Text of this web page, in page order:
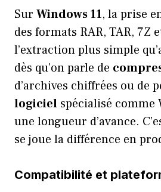
Sur Windows 11, la prise
des formats RAR, TAR, 7Z
l’extraction plus simple
dès qu’on parle de
d’archives chiffrées ou de
logiciel spécialisé comme
une longueur d’avance.
se joue la différence en
Compatibilité et